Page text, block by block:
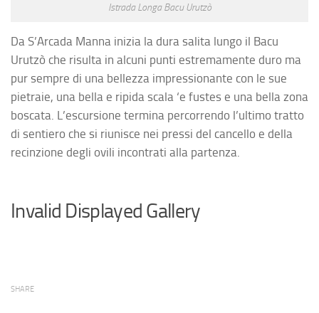
Istrada Longa Bacu Urutzò
Da S’Arcada Manna inizia la dura salita lungo il Bacu
Urutzò che risulta in alcuni punti estremamente duro ma
pur sempre di una bellezza impressionante con le sue
pietraie, una bella e ripida scala ‘e fustes e una bella zona
boscata. L’escursione termina percorrendo l’ultimo tratto
di sentiero che si riunisce nei pressi del cancello e della
recinzione degli ovili incontrati alla partenza.
Invalid Displayed Gallery
SHARE